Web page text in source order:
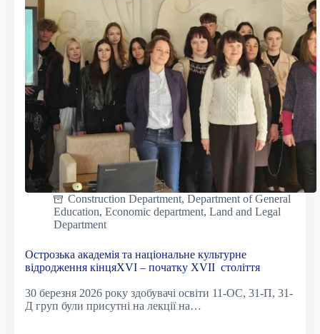
Construction Department, Department of General
Education, Economic department, Land and Legal
Department
Острозька академія та національне культурне
відродження кінцяХVІ – початку ХVІІ століття
30 березня 2026 року здобувачі освіти 11-ОС, 31-П, 31-
Д груп були присутні на лекції на…